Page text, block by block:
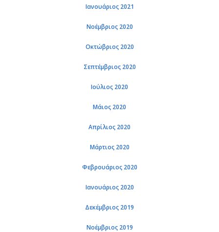
Ιανουάριος 2021
Νοέμβριος 2020
Οκτώβριος 2020
Σεπτέμβριος 2020
Ιούλιος 2020
Μάιος 2020
Απρίλιος 2020
Μάρτιος 2020
Φεβρουάριος 2020
Ιανουάριος 2020
Δεκέμβριος 2019
Νοέμβριος 2019